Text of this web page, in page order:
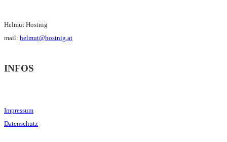
Helmut Hostnig
mail: helmut@hostnig.at
INFOS
Impressum
Datenschutz